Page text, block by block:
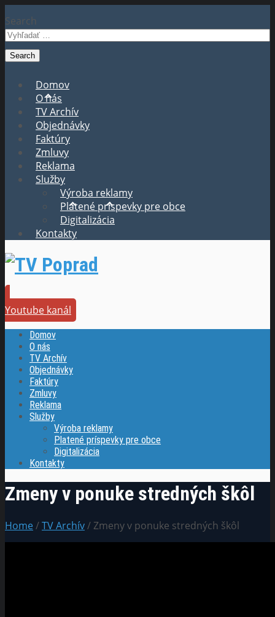
Search
Domov
O nás
TV Archív
Objednávky
Faktúry
Zmluvy
Reklama
Služby
Výroba reklamy
Platené príspevky pre obce
Digitalizácia
Kontakty
Youtube kanál
Domov
O nás
TV Archív
Objednávky
Faktúry
Zmluvy
Reklama
Služby
Výroba reklamy
Platené príspevky pre obce
Digitalizácia
Kontakty
Zmeny v ponuke stredných škôl
Home/TV Archív/ Zmeny v ponuke stredných škôl